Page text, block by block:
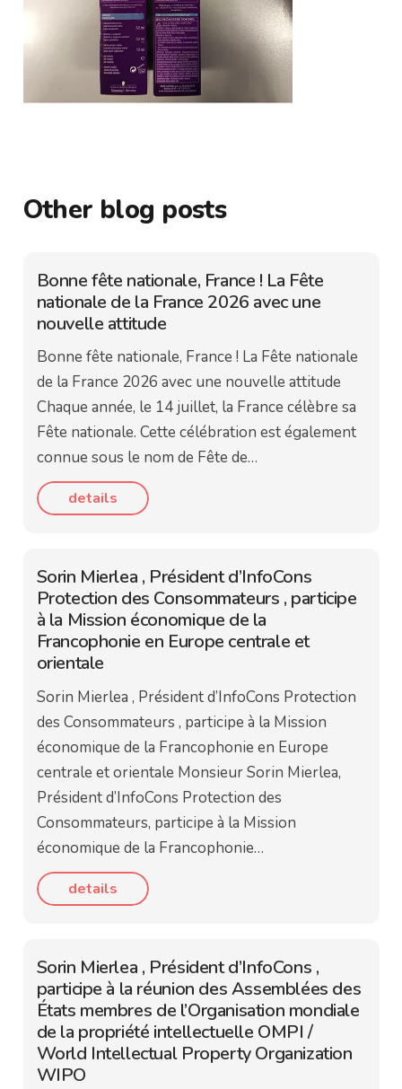
Other blog posts
Bonne fête nationale, France ! La Fête
nationale de la France 2026 avec une
nouvelle attitude
Bonne fête nationale, France ! La Fête nationale
de la France 2026 avec une nouvelle attitude
Chaque année, le 14 juillet, la France célèbre sa
Fête nationale. Cette célébration est également
connue sous le nom de Fête de…
details
Sorin Mierlea , Président d’InfoCons
Protection des Consommateurs , participe
à la Mission économique de la
Francophonie en Europe centrale et
orientale
Sorin Mierlea , Président d’InfoCons Protection
des Consommateurs , participe à la Mission
économique de la Francophonie en Europe
centrale et orientale Monsieur Sorin Mierlea,
Président d’InfoCons Protection des
Consommateurs, participe à la Mission
économique de la Francophonie…
details
Sorin Mierlea , Président d’InfoCons ,
participe à la réunion des Assemblées des
États membres de l’Organisation mondiale
de la propriété intellectuelle OMPI /
World Intellectual Property Organization
WIPO